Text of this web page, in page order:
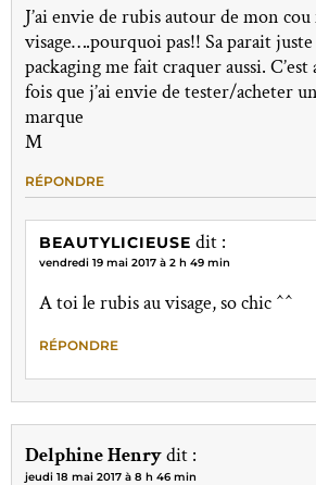
J’ai envie de rubis autour de mon
visage….pourquoi pas!! Sa parait
packaging me fait craquer aussi.
fois que j’ai envie de tester/acheter
marque
M
RÉPONDRE
BEAUTYLICIEUSE dit :
vendredi 19 mai 2017 à 2 h 49 min
A toi le rubis au visage, so chic ^^
RÉPONDRE
Delphine Henrydit :
jeudi 18 mai 2017 à 8 h 46 min